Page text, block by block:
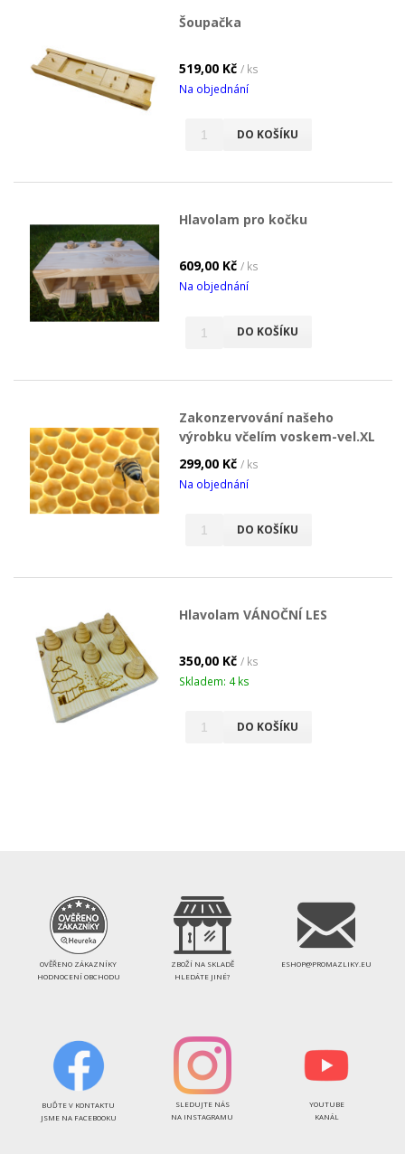
Šoupačka
519,00 Kč / ks
Na objednání
DO KOŠÍKU
Hlavolam pro kočku
609,00 Kč / ks
Na objednání
DO KOŠÍKU
Zakonzervování našeho
výrobku včelím voskem-vel.XL
299,00 Kč / ks
Na objednání
DO KOŠÍKU
Hlavolam VÁNOČNÍ LES
350,00 Kč / ks
Skladem: 4 ks
DO KOŠÍKU
OVĚŘENO ZÁKAZNÍKY
HODNOCENÍ OBCHODU
ZBOŽÍ NA SKLADĚ
HLEDÁTE JINÉ?
ESHOP@PROMAZLIKY.EU
BUĎTE V KONTAKTU
JSME NA FACEBOOKU
SLEDUJTE NÁS
NA INSTAGRAMU
YOUTUBE
KANÁL